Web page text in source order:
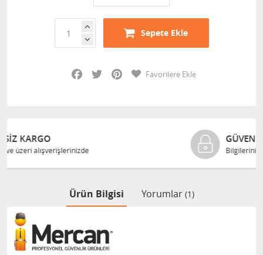
Sepete Ekle
Facebook
Twitter PinterestFavorilere Ekle
Bilgileriniz 128 Bit SSL ile güvende
Ürün Bilgisi Yorumlar (1)